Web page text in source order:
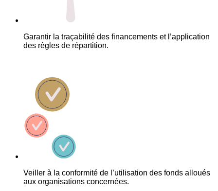
Garantir la traçabilité des financements et l’application
des règles de répartition.
Veiller à la conformité de l’utilisation des fonds alloués
aux organisations concernées.